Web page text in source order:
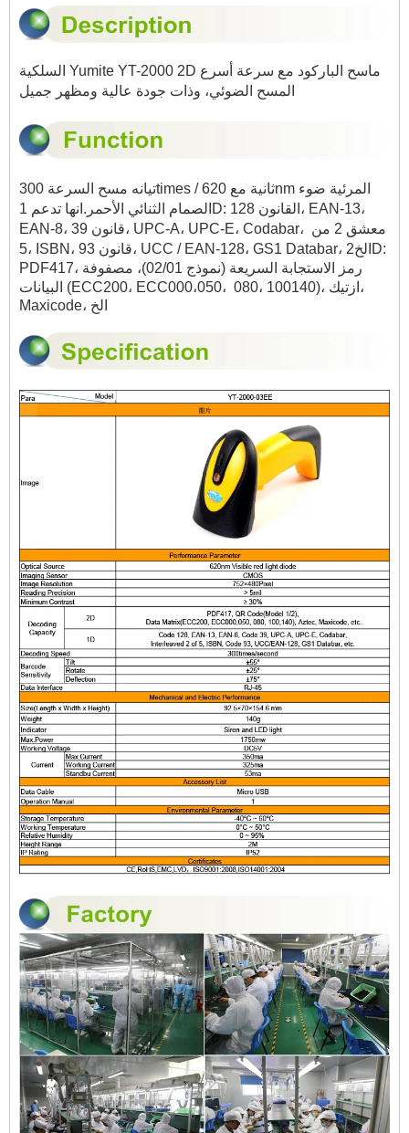
السلكية Yumite YT-2000 2D ماسح الباركود مع سرعة أسرع
المسح الضوئي، وذات جودة عالية ومظهر جميل
تي
انه مسح السرعة 300times / ثانية مع 620nm المرئية ضوء
الصمام الثنائي الأحمر.
انها تدعم 1D: القانون 128، EAN-13،
EAN-8، قانون 39، UPC-A، UPC-E، Codabar، معشق 2 من
5، ISBN، قانون 93، UCC / EAN-128، GS1 Databar، الخ2D:
PDF417، رمز الاستجابة السريعة (نموذج 02/01)، مصفوفة
البيانات (ECC200، ECC000،050، 080، 100140)، ازتيك،
Maxicode، الخ